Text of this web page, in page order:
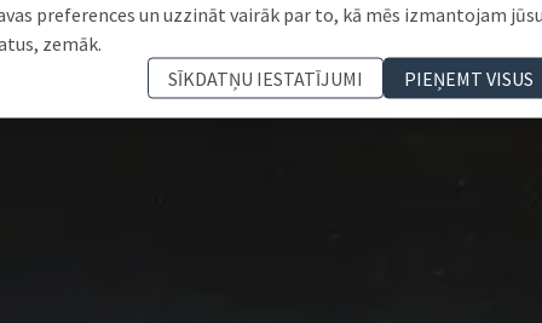
preferences un uzzināt vairāk par to, kā mēs izmantojam
zemāk.
SĪKDATŅU IESTATĪJUMI
PIEŅEMT VISUS